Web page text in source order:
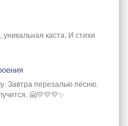
каста. И стихи
Завтра перезалью песню.
🤗💛💛💛✨